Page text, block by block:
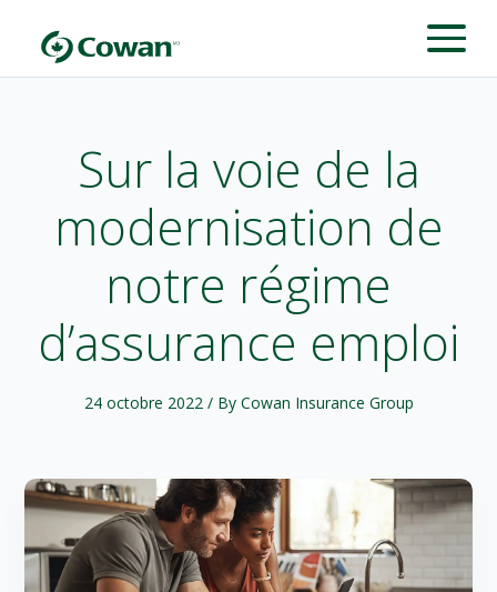
Sur la voie de la
modernisation de
notre régime
d’assurance emploi
24 octobre 2022 / By Cowan Insurance Group